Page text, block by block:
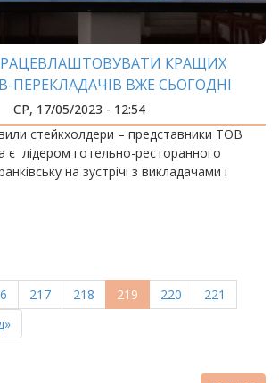
КРАЩИХ
ПЕРЕКЛАДАЧІВ ВЖЕ СЬОГОДНІ
СР, 17/05/2023 - 12:54
стейкхолдери – представники ТОВ
є лідером готельно-ресторанного
на зустрічі з викладачами і
Page
217 Page
218
Поточна
сторінка
219 Page
220 Page
221